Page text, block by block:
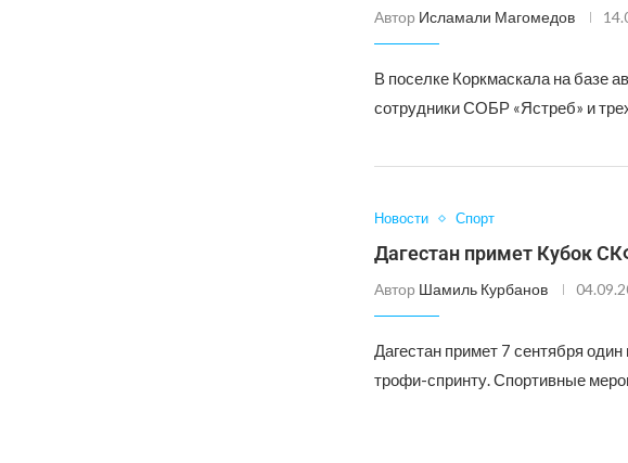
Автор Исламали Магомедов
В поселке Коркмаскала на базе
сотрудники СОБР «Ястреб» и
Новости Спорт
Дагестан примет Кубок
Автор Шамиль Курбанов
Дагестан примет 7 сентября
трофи-спринту. Спортивные